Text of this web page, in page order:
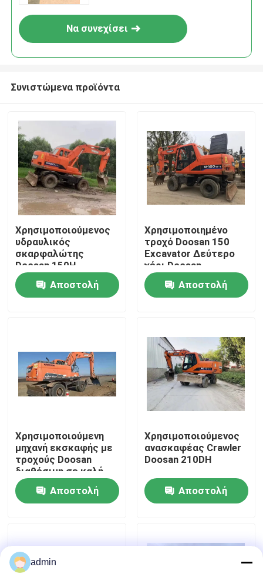
Σπίτι
Προϊόντα
Επισκεψή εργοστασίου
Επικοινωνήστε μαζί μας
Ζητήστε μια προσφορά
Χρησιμοποιημένες κατασκευαστικές μηχανές
Να συνεχίσει
Συνιστώμενα προϊόντα
Χρησιμοποιούμενος
υδραυλικός
σκαρφαλώτης
Doosan 150H
Excavator Δεύτερο
χέρι Excavator
Doosan
Αποστολή
Χρησιμοποιημένο
τροχό Doosan 150
Excavator Δεύτερο
χέρι Doosan
Excavator
Αποστολή
Χρησιμοποιούμενη
μηχανή εκσκαφής με
τροχούς Doosan
διαθέσιμη σε καλή
τιμή με χαμηλό
ωράριο εργασίας
Αποστολή
Χρησιμοποιούμενος
ανασκαφέας Crawler
Doosan 210DH
Αποστολή
admin